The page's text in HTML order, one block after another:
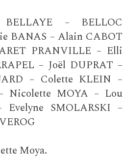
– BELLOC
BANAS – Alain CABOT
PRANVILLE – Elli
– Joël DUPRAT –
– Colette KLEIN –
Nicolette MOYA – Lou
SMOLARSKI –
Moya.